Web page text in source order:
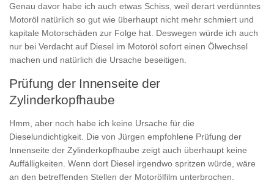
Genau davor habe ich auch etwas Schiss, weil derart verdünntes
Motoröl natürlich so gut wie überhaupt nicht mehr schmiert und
kapitale Motorschäden zur Folge hat. Deswegen würde ich auch
nur bei Verdacht auf Diesel im Motoröl sofort einen Ölwechsel
machen und natürlich die Ursache beseitigen.
Prüfung der Innenseite der
Zylinderkopfhaube
Hmm, aber noch habe ich keine Ursache für die
Dieselundichtigkeit. Die von Jürgen empfohlene Prüfung der
Innenseite der Zylinderkopfhaube zeigt auch überhaupt keine
Auffälligkeiten. Wenn dort Diesel irgendwo spritzen würde, wäre
an den betreffenden Stellen der Motorölfilm unterbrochen.